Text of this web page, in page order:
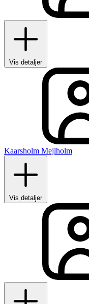
Vis detaljer
Kaarsholm Mejlholm
Vis detaljer